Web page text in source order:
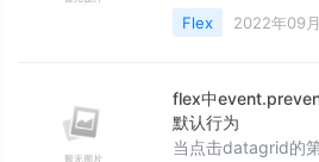
童鞋们可以学习下
Flex 2022年09
flex中
默认行为
当点击datagrid的